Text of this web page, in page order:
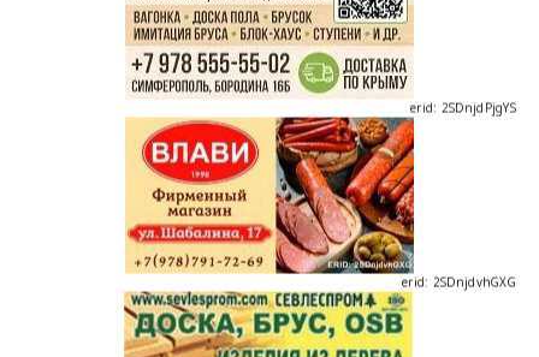
erid: 2SDnjdvhGXG